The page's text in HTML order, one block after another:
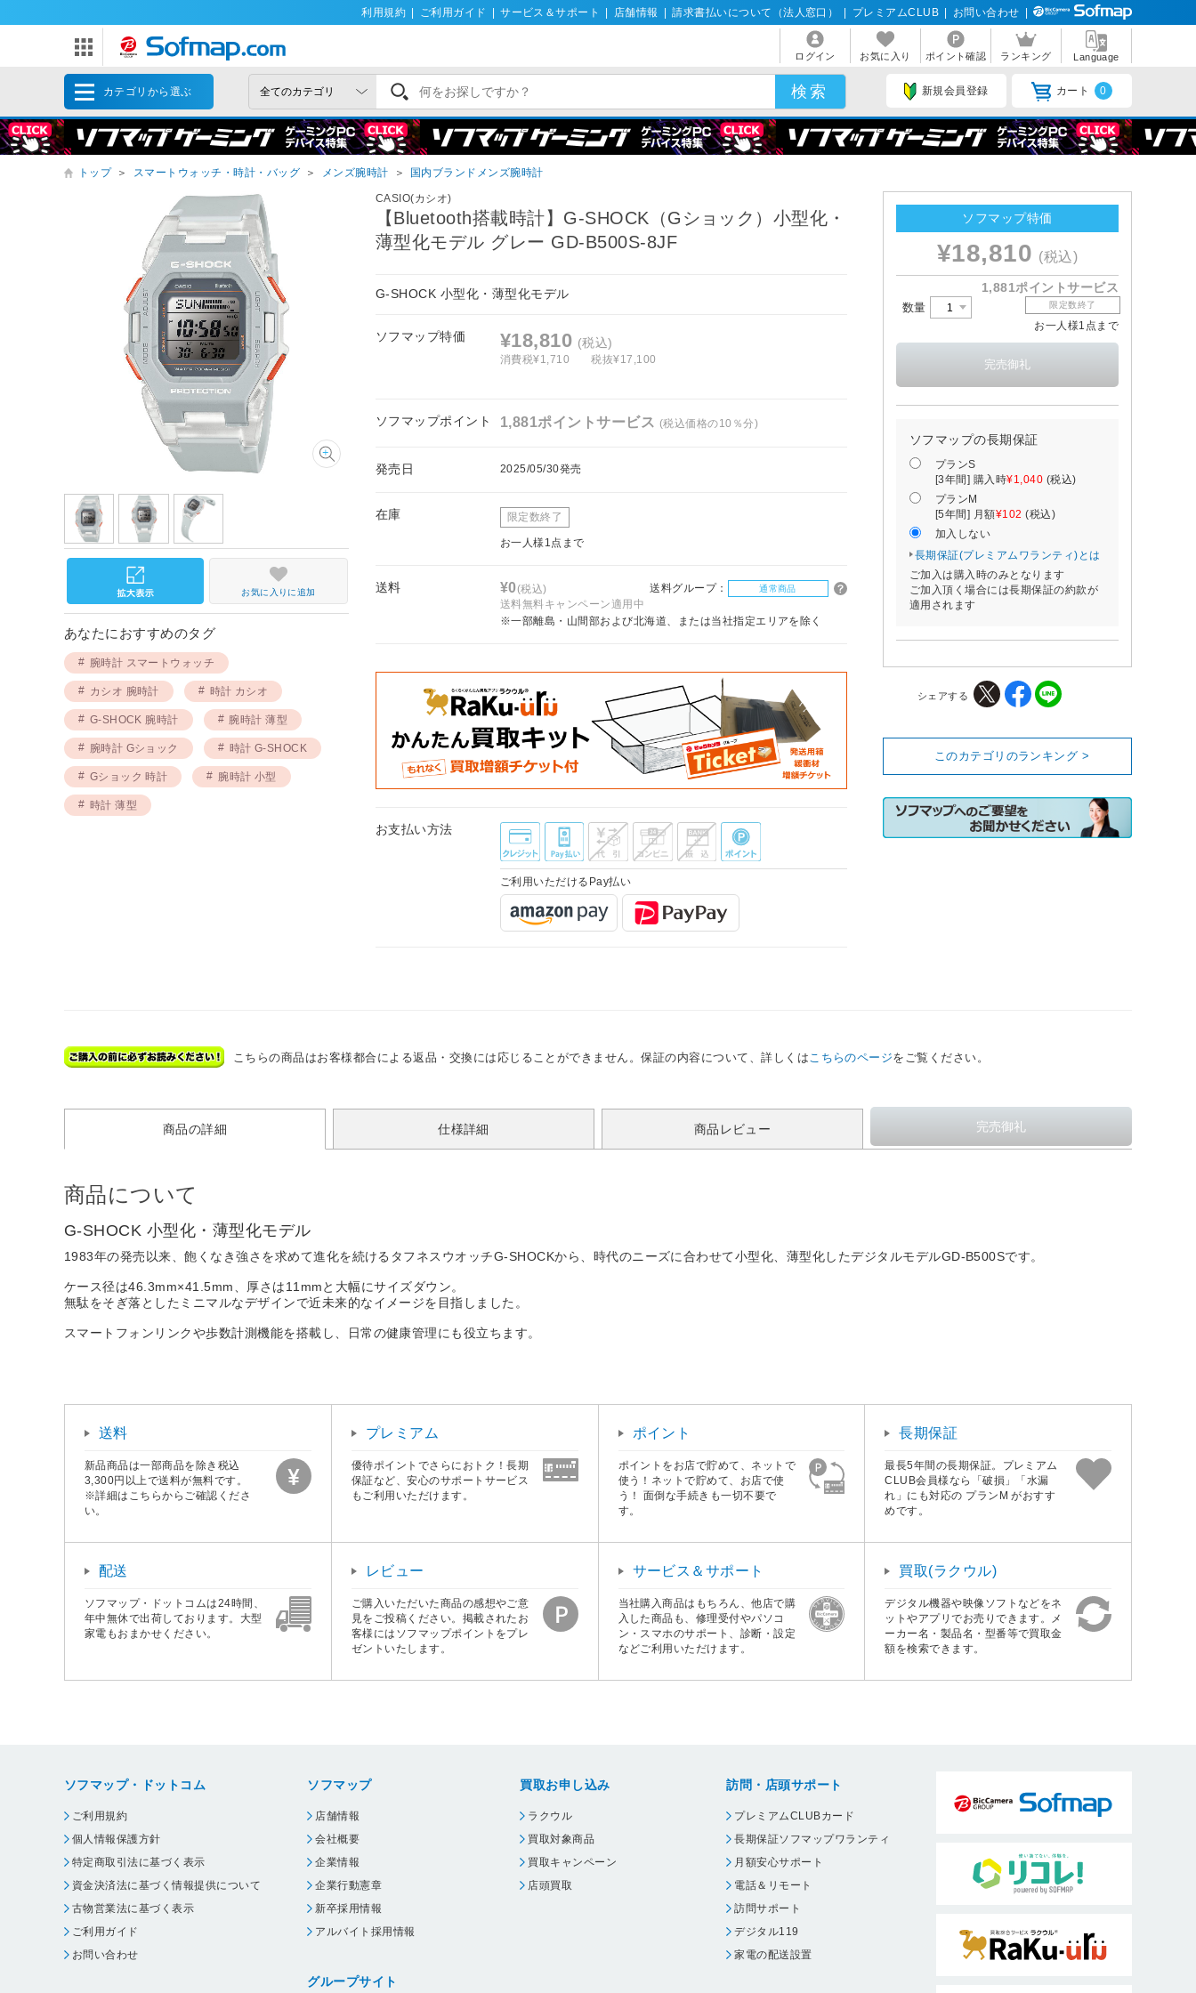
利用規約 ご利用ガイド サービス＆サポート 店舗情報 請求書払いについて（法人窓口） プレミアムCLUB お問い合わせ
ログイン お気に入り ポイント確認 ランキング Language
カテゴリから選ぶ 新規会員登録 カート 0
トップ ＞ スマートウォッチ・時計・バッグ ＞ メンズ腕時計 ＞ 国内ブランドメンズ腕時計
CASIO(カシオ)
【Bluetooth搭載時計】G-SHOCK（Gショック）小型化・
薄型化モデル グレー GD-B500S-8JF
G-SHOCK 小型化・薄型化モデル
ソフマップ特価 ¥18,810 (税込)
消費税¥1,710 税抜¥17,100
ソフマップポイント 1,881ポイントサービス (税込価格の10％分)
発売日 2025/05/30発売
在庫 限定数終了
お一人様1点まで
送料 ¥0(税込) 送料グループ： 通常商品
送料無料キャンペーン適用中
※一部離島・山間部および北海道、または当社指定エリアを除く
お支払い方法
ご利用いただけるPay払い
お気に入りに追加
あなたにおすすめのタグ
腕時計 スマートウォッチ
カシオ 腕時計 時計 カシオ
G-SHOCK 腕時計 腕時計 薄型
腕時計 Gショック 時計 G-SHOCK
Gショック 時計 腕時計 小型
時計 薄型
ソフマップ特価
¥18,810 (税込)
1,881ポイントサービス
数量 限定数終了
お一人様1点まで
ソフマップの長期保証
プランS
[3年間] 購入時¥1,040 (税込)
プランM
[5年間] 月額¥102 (税込)
加入しない
長期保証(プレミアムワランティ)とは
ご加入は購入時のみとなります
ご加入頂く場合には長期保証の約款が
適用されます
シェアする
このカテゴリのランキング >
こちらの商品はお客様都合による返品・交換には応じることができません。保証の内容について、詳しくは こちらのページをご覧ください。
商品の詳細 仕様詳細 商品レビュー
商品について
G-SHOCK 小型化・薄型化モデル
1983年の発売以来、飽くなき強さを求めて進化を続けるタフネスウオッチG-SHOCKから、時代のニーズに合わせて小型化、薄型化したデジタルモデルGD-B500Sです。
ケース径は46.3mm×41.5mm、厚さは11mmと大幅にサイズダウン。
無駄をそぎ落としたミニマルなデザインで近未来的なイメージを目指しました。
スマートフォンリンクや歩数計測機能を搭載し、日常の健康管理にも役立ちます。
送料
新品商品は一部商品を除き税込
3,300円以上で送料が無料です。
※詳細はこちらからご確認くださ
い。
プレミアム
優待ポイントでさらにおトク！長期
保証など、安心のサポートサービス
もご利用いただけます。
ポイント
ポイントをお店で貯めて、ネットで
使う！ネットで貯めて、お店で使
う！ 面倒な手続きも一切不要で
す。
長期保証
最長5年間の長期保証。プレミアム
CLUB会員様なら「破損」「水漏
れ」にも対応の プランM がおすす
めです。
配送
ソフマップ・ドットコムは24時間、
年中無休で出荷しております。大型
家電もおまかせください。
レビュー
ご購入いただいた商品の感想やご意
見をご投稿ください。掲載されたお
客様にはソフマップポイントをプレ
ゼントいたします。
サービス＆サポート
当社購入商品はもちろん、他店で購
入した商品も、修理受付やパソコ
ン・スマホのサポート、診断・設定
などご利用いただけます。
買取(ラクウル)
デジタル機器や映像ソフトなどをネ
ットやアプリでお売りできます。メ
ーカー名・製品名・型番等で買取金
額を検索できます。
ソフマップ・ドットコム
ご利用規約
個人情報保護方針
特定商取引法に基づく表示
資金決済法に基づく情報提供について
古物営業法に基づく表示
ご利用ガイド
お問い合わせ
ソフマップ
店舗情報
会社概要
企業情報
企業行動憲章
新卒採用情報
アルバイト採用情報
グループサイト
買取お申し込み
ラクウル
買取対象商品
買取キャンペーン
店頭買取
訪問・店頭サポート
プレミアムCLUBカード
長期保証ソフマップワランティ
月額安心サポート
電話＆リモート
訪問サポート
デジタル119
家電の配送設置